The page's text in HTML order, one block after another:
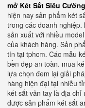
mở Két Sắt Siêu Cường
hiện nay sản phẩm két
trong các doanh
sản xuất với nhiều
của khách hàng. Sản
tín tại tphcm. Các mẫu
bền đẹp an toàn. mua
lựa chọn đem lại giải
hàng hiện đại tại nhiều
két sắt vân tay là địa
được sản phẩm két sắt